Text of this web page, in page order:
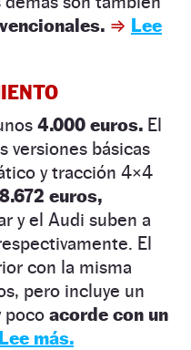
⇒ Lee
4.000 euros. El
versiones básicas
y tracción 4×4
euros,
y el Audi suben a
El
con la misma
pero incluye un
poco acorde con un
Lee más.